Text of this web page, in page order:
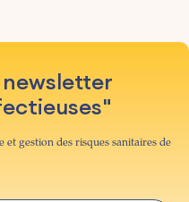
et gestion des risques sanitaires de